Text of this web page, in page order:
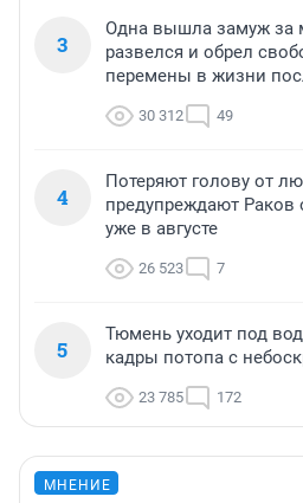
3
Одна вышла замуж за
развелся и обрел
перемены в жизни
30 312 49
4
Потеряют голову от
предупреждают Раков
уже в августе
26 523 7
5
Тюмень уходит под
кадры потопа с
23 785 172
МНЕНИЕ